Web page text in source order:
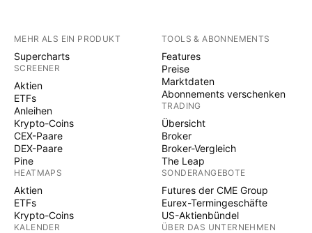
MEHR ALS EIN PRODUKT
Supercharts
SCREENER
Aktien
ETFs
Anleihen
Krypto-Coins
CEX-Paare
DEX-Paare
Pine
HEATMAPS
Aktien
ETFs
Krypto-Coins
KALENDER
TOOLS & ABONNEMENTS
Features
Preise
Marktdaten
Abonnements verschenken
TRADING
Übersicht
Broker
Broker-Vergleich
The Leap
SONDERANGEBOTE
Futures der CME Group
Eurex-Termingeschäfte
US-Aktienbündel
ÜBER DAS UNTERNEHMEN